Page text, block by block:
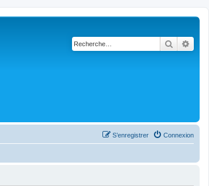
Connexion
S’enregistrer